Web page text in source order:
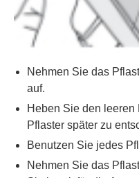
Nehmen Sie das
auf.
Heben Sie den leeren
Pflaster später zu
Benutzen Sie jedes
Nehmen Sie das